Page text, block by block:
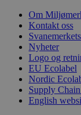
Om
Kontakt oss
Nyheter
Logo og
EU Ecolabel
Nordic
Supply
English